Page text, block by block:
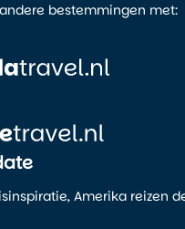
bestemmingen met:
Amerika reizen